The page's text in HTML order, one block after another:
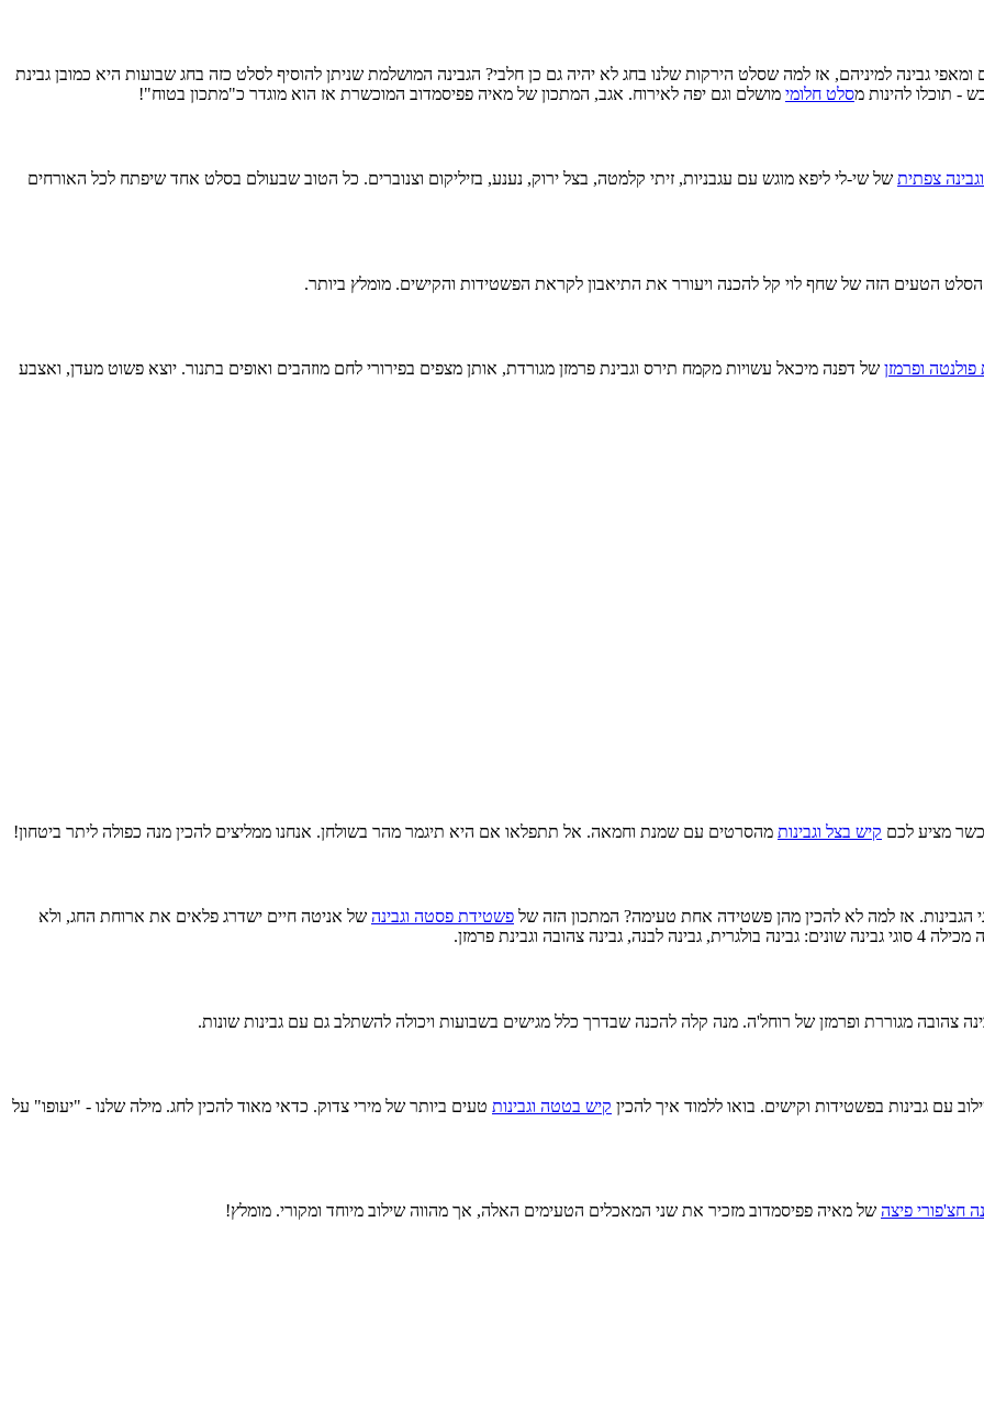
גבינה למיניהם, אז למה שסלט הירקות שלנו בחג לא יהיה גם כן חלבי? הגבינה המושלמת שניתן להוסיף לסלט כזה בחג שבועות היא כמובן גבינת
- תוכלו להינות מסלט חלומי מושלם וגם יפה לאירוח. אגב, המתכון של מאיה פפיסמדוב המוכשרת אז הוא מוגדר כ"מתכון בטוח"!
צפתית של שי-לי ליפא מוגש עם עגבניות, זיתי קלמטה, בצל ירוק, נענע, בזיליקום וצנוברים. כל הטוב שבעולם בסלט אחד שיפתח לכל האורחים
הסלט הטעים הזה של שחף לוי קל להכנה ויעורר את התיאבון לקראת הפשטידות והקישים. מומלץ ביותר.
ופרמזן של דפנה מיכאל עשויות מקמח תירס וגבינת פרמזן מגורדת, אותן מצפים בפירורי לחם מוזהבים ואופים בתנור. יוצא פשוט מעדן, ואצבע
מציע לכם קיש בצל וגבינות מהסרטים עם שמנת וחמאה. אל תתפלאו אם היא תיגמר מהר בשולחן. אנחנו ממליצים להכין מנה כפולה ליתר ביטחון!
אז למה לא להכין מהן פשטידה אחת טעימה? המתכון הזה של פשטידת פסטה וגבינה של אניטה חיים ישדרג פלאים את ארוחת החג, ולא
פרמזן.
צהובה מגוררת ופרמזן של רוחל'ה. מנה קלה להכנה שבדרך כלל מגישים בשבועות ויכולה להשתלב גם עם גבינות שונות.
עם גבינות בפשטידות וקישים. בואו ללמוד איך להכין קיש בטטה וגבינות טעים ביותר של מירי צדוק. כדאי מאוד להכין לחג. מילה שלנו - "יעופו" על
חצ'פורי פיצה של מאיה פפיסמדוב מזכיר את שני המאכלים הטעימים האלה, אך מהווה שילוב מיוחד ומקורי. מומלץ!